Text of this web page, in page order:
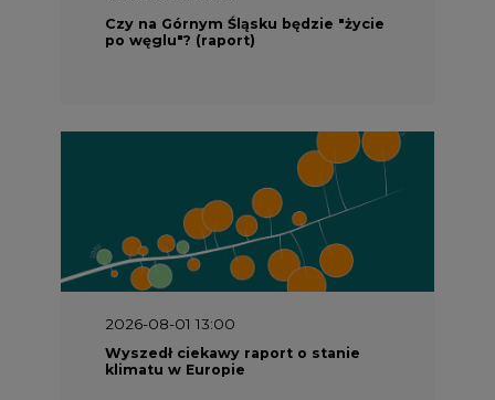
Czy na Górnym Śląsku będzie "życie
po węglu"? (raport)
2026-08-01 13:00
Wyszedł ciekawy raport o stanie
klimatu w Europie